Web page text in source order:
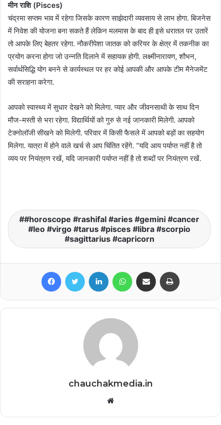
मीन राशि (Pisces)
चंद्रमा सप्तम भाव में रहेगा जिसके कारण साझेदारी व्यवसाय से लाभ होगा. बिजनेस
में निवेश की योजना बना सकते हैं लेकिन मलमास के बाद ही इसे धरातल पर उतारें
तो आपके लिए बेहतर रहेगा. नौकरीपेशा जातक को करियर के क्षेत्र में तकनीक का
प्रयोग करना होगा जो उन्नति दिलाने में सहायक होगी. लक्ष्मीनारायण, शौभन,
सर्वार्थसिद्धि योग बनने से कार्यस्थल पर हर कोई आपकी और आपके टीम मैनेजमेंट
की सराहना करेगा.
आपको स्वास्थ्य में सुधार देखने को मिलेगा. प्यार और जीवनसाथी के साथ दिन
मौज-मस्ती से भरा रहेगा. विद्यार्थियों को गुरु से नई जानकारी मिलेगी. आपको
टेक्नोलॉजी सीखने को मिलेगी. परिवार में किसी फैसले में आपको बड़ों का सहयोग
मिलेगा. यात्रा में होने वाले खर्च से आप चिंतित रहेंगे. “यदि आय पर्याप्त नहीं है तो
व्यय पर नियंत्रण रखें, यदि जानकारी पर्याप्त नहीं है तो शब्दों पर नियंत्रण रखें.
#horoscope #rashifal #aries #gemini #cancer
#leo #virgo #tarus #pisces #libra #scorpio
#sagittarius #capricorn
FacebookTwitter LinkedIn WhatsAppShare via Email
chauchakmedia.in
Website